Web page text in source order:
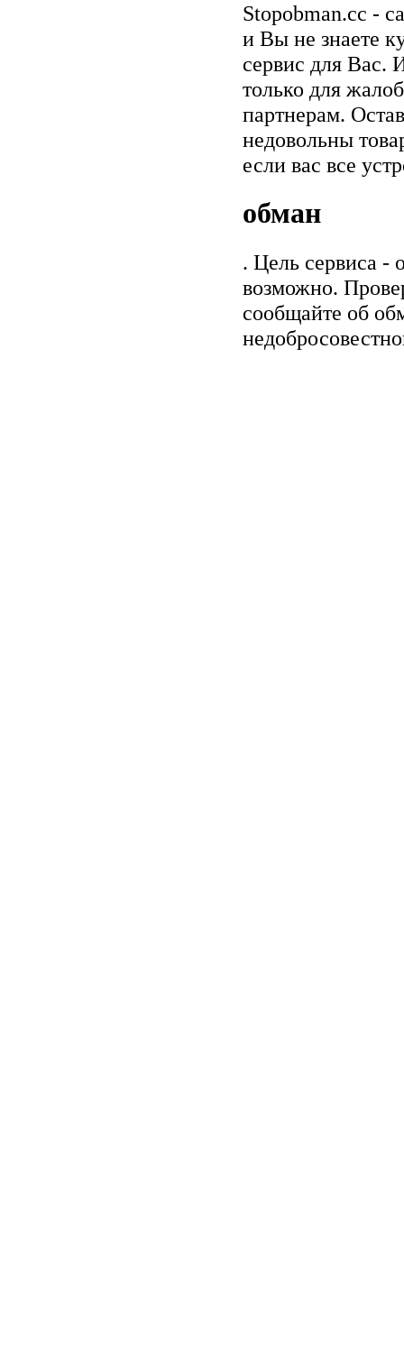
Stopobman.cc -
и Вы не знаете
сервис для Вас.
только для
партнерам.
недовольны
если вас все
обман
. Цель сервиса -
возможно.
сообщайте об